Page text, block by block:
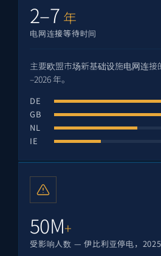
2–7 年
电网连接等待时间
主要欧盟市场新基础设施电网连接
–2026 年。
DE
GB
NL
IE
50M+
受影响人数 — 伊比利亚停电，